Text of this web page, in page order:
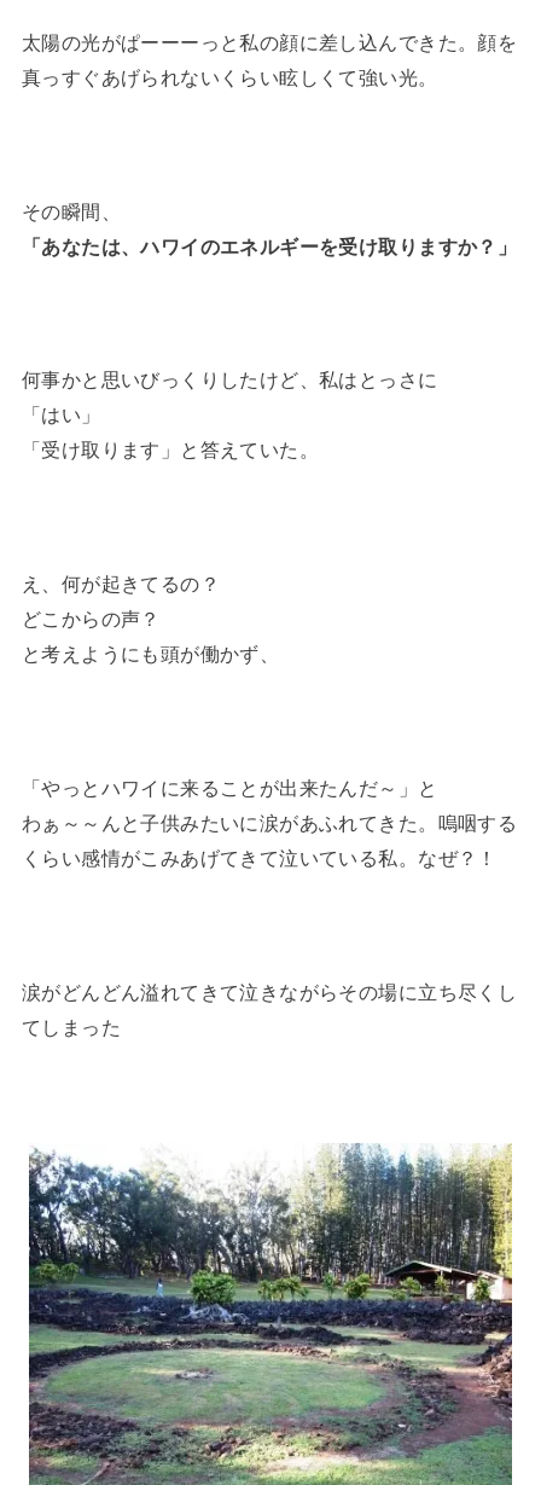
太陽の光がぱーーーっと私の顔に差し込んできた。顔を
真っすぐあげられないくらい眩しくて強い光。
その瞬間、
「あなたは、ハワイのエネルギーを受け取りますか？」
何事かと思いびっくりしたけど、私はとっさに
「はい」
「受け取ります」と答えていた。
え、何が起きてるの？
どこからの声？
と考えようにも頭が働かず、
「やっとハワイに来ることが出来たんだ～」と
わぁ～～んと子供みたいに涙があふれてきた。嗚咽する
くらい感情がこみあげてきて泣いている私。なぜ？！
涙がどんどん溢れてきて泣きながらその場に立ち尽くし
てしまった